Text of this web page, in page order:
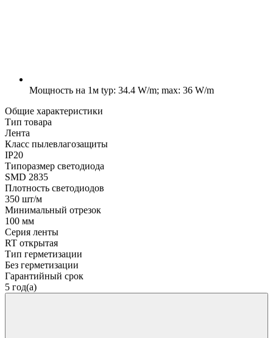
Мощность на 1м typ: 34.4 W/m; max: 36 W/m
Общие характеристики
Тип товара
Лента
Класс пылевлагозащиты
IP20
Типоразмер светодиода
SMD 2835
Плотность светодиодов
350 шт/м
Минимальный отрезок
100 мм
Серия ленты
RT открытая
Тип герметизации
Без герметизации
Гарантийный срок
5 год(а)